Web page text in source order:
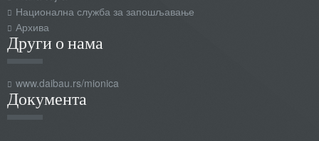
Национална служба за запошљавање
Архива
Други о нама
www.daibau.rs/mionica
Документа